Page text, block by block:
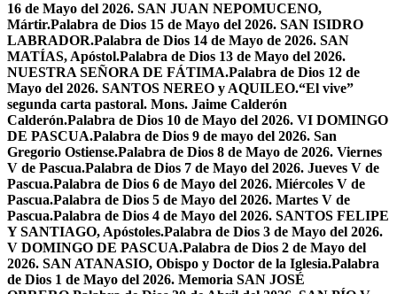
16 de Mayo del 2026. SAN JUAN NEPOMUCENO,
Mártir.Palabra de Dios 15 de Mayo del 2026. SAN ISIDRO
LABRADOR.Palabra de Dios 14 de Mayo de 2026. SAN
MATÍAS, Apóstol.Palabra de Dios 13 de Mayo del 2026.
NUESTRA SEÑORA DE FÁTIMA.Palabra de Dios 12 de
Mayo del 2026. SANTOS NEREO y AQUILEO.“El vive”
segunda carta pastoral. Mons. Jaime Calderón
Calderón.Palabra de Dios 10 de Mayo del 2026. VI DOMINGO
DE PASCUA.Palabra de Dios 9 de mayo del 2026. San
Gregorio Ostiense.Palabra de Dios 8 de Mayo de 2026. Viernes
V de Pascua.Palabra de Dios 7 de Mayo del 2026. Jueves V de
Pascua.Palabra de Dios 6 de Mayo del 2026. Miércoles V de
Pascua.Palabra de Dios 5 de Mayo del 2026. Martes V de
Pascua.Palabra de Dios 4 de Mayo del 2026. SANTOS FELIPE
Y SANTIAGO, Apóstoles.Palabra de Dios 3 de Mayo del 2026.
V DOMINGO DE PASCUA.Palabra de Dios 2 de Mayo del
2026. SAN ATANASIO, Obispo y Doctor de la Iglesia.Palabra
de Dios 1 de Mayo del 2026. Memoria SAN JOSÉ